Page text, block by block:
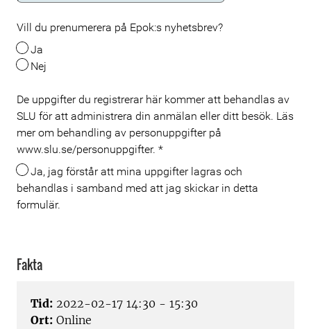
Vill du prenumerera på Epok:s nyhetsbrev?
Ja
Nej
De uppgifter du registrerar här kommer att behandlas av
SLU för att administrera din anmälan eller ditt besök. Läs
mer om behandling av personuppgifter på
www.slu.se/personuppgifter. *
Ja, jag förstår att mina uppgifter lagras och
behandlas i samband med att jag skickar in detta
formulär.
Fakta
Tid: 2022-02-17 14:30 - 15:30
Ort: Online